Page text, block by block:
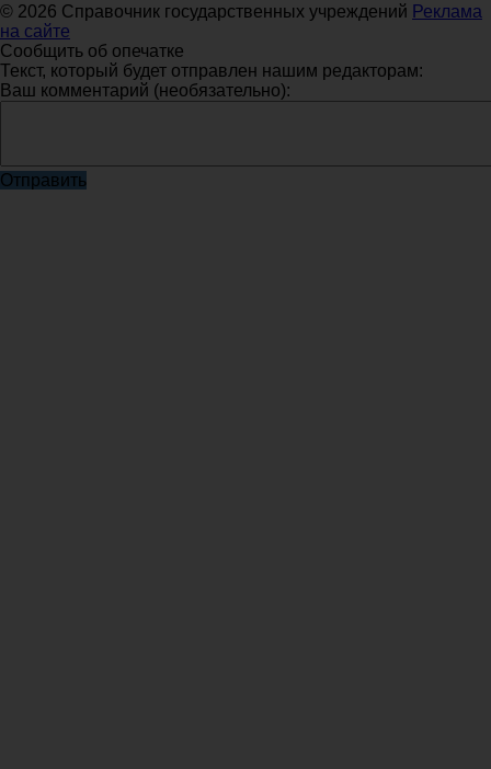
© 2026 Справочник государственных учреждений Реклама
на сайте
Сообщить об опечатке
Текст, который будет отправлен нашим редакторам:
Ваш комментарий (необязательно):
Отправить